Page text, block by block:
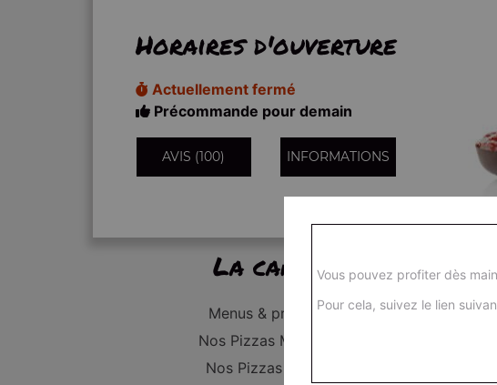
Horaires d'ouverture
Actuellement fermé
Précommande pour demain
AVIS (100) INFORMATIONS
La carte
Menus & promos
Nos Pizzas Médium
Nos Pizzas Large
Vous pouvez profiter dès
Pour cela, suivez le lien